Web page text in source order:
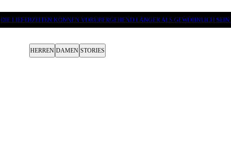
DIE LIEFERZEITEN KÖNNEN VORÜBERGEHEND LÄNGER ALS GEWÖHNLICH SEIN.
HERREN DAMEN STORIES